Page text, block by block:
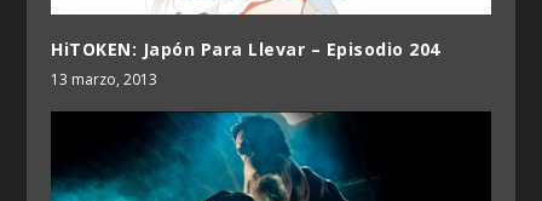
HiTOKEN: Japón Para Llevar – Episodio 204
13 marzo, 2013